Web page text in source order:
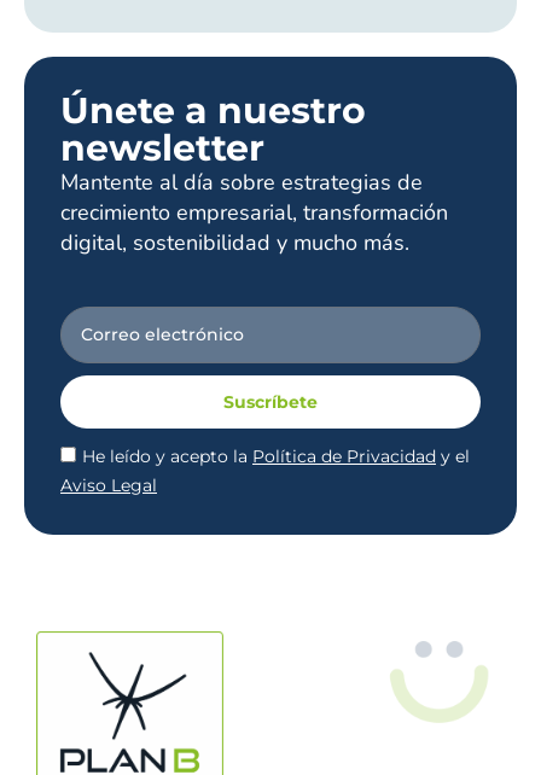
Únete a nuestro
newsletter
Mantente al día sobre estrategias de
crecimiento empresarial, transformación
digital, sostenibilidad y mucho más.
He leído y acepto la Política de Privacidad y el
Aviso Legal
Suscríbete